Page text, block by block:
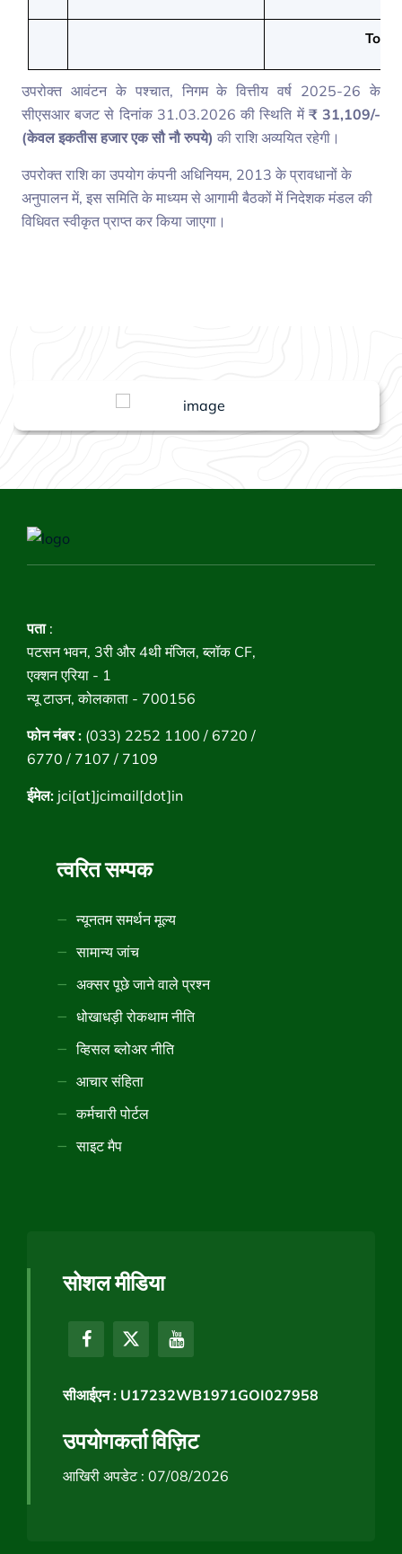
Total
उपरोक्त आवंटन के पश्चात, निगम के वित्तीय वर्ष 2025-26 के
सीएसआर बजट से दिनांक 31.03.2026 की स्थिति में ₹ 31,109/-
(केवल इकतीस हजार एक सौ नौ रुपये) की राशि अव्ययित रहेगी।
उपरोक्त राशि‍ का उपयोग कंपनी अधिनियम, 2013 के प्रावधानों के
अनुपालन में, इस समिति के माध्यम से आगामी बैठकों में निदेशक मंडल की
विधिवत स्वीकृत प्राप्त कर किया जाएगा।
पता:
पटसन भवन, 3री और 4थी मंजिल, ब्लॉक CF,
एक्शन एरिया - 1
न्यू टाउन, कोलकाता - 700156
फोन नंबर : (033) 2252 1100 / 6720 /
6770 / 7107 / 7109
ईमेल: jci[at]jcimail[dot]in
त्वरित सम्पक
न्यूनतम समर्थन मूल्य
सामान्य जांच
अक्सर पूछे जाने वाले प्रश्न
धोखाधड़ी रोकथाम नीति
व्हिसल ब्लोअर नीति
आचार संहिता
कर्मचारी पोर्टल
साइट मैप
सोशल मीडिया
सीआईएन : U17232WB1971GOI027958
उपयोगकर्ता विज़िट
आखिरी अपडेट : 07/08/2026